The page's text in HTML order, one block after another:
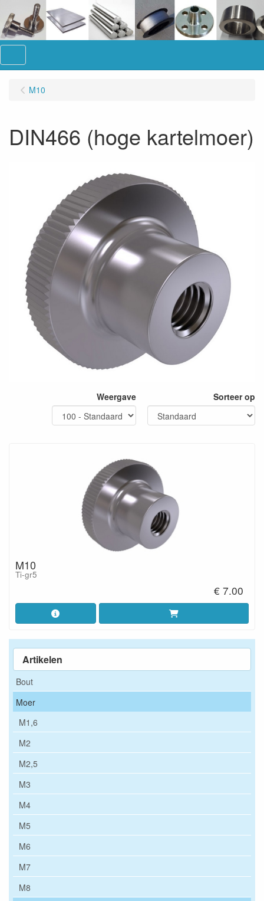
Artikelen
Bout
Moer
M1,6
M2
M2,5
M3
M4
M5
M6
M7
M8
M10
DIN466 (hoge kartelmoer)
Weergave Sorteer op
M10
Ti-gr5
€ 7.00